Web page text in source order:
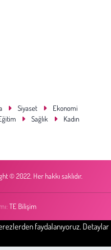
Siyaset
Ekonomi
Sağlık
Kadın
© 2022. Her hakkı saklıdır.
TE Bilişim
faydalanıyoruz. Detaylar